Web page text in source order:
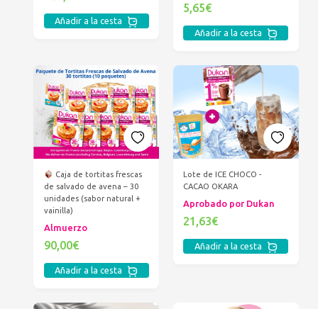
Añadir a la cesta
5,65€
Añadir a la cesta
Caja de tortitas frescas
de salvado de avena – 30
unidades (sabor natural +
vainilla)
Almuerzo
90,00€
Añadir a la cesta
Lote de ICE CHOCO -
CACAO OKARA
Aprobado por Dukan
21,63€
Añadir a la cesta